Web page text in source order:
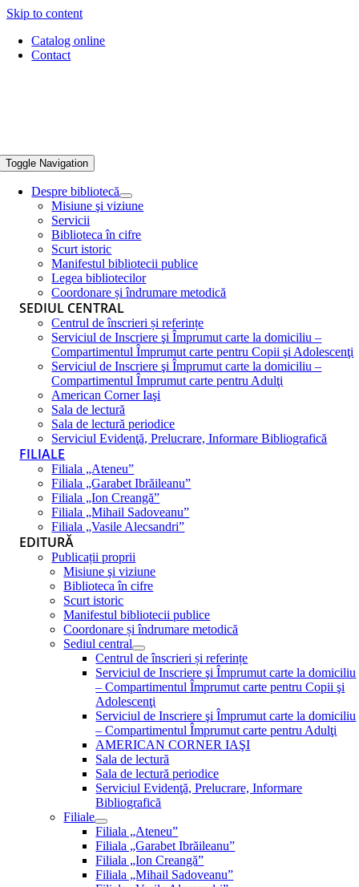
Skip to content
Catalog online
Contact
Toggle Navigation
Despre bibliotecă
Misiune şi viziune
Servicii
Biblioteca în cifre
Scurt istoric
Manifestul bibliotecii publice
Legea bibliotecilor
Coordonare și îndrumare metodică
SEDIUL CENTRAL
Centrul de înscrieri și referințe
Serviciul de Inscriere şi Împrumut carte la domiciliu –
Compartimentul Împrumut carte pentru Copii şi Adolescenţi
Serviciul de Inscriere şi Împrumut carte la domiciliu –
Compartimentul Împrumut carte pentru Adulţi
American Corner Iaşi
Sala de lectură
Sala de lectură periodice
Serviciul Evidenţă, Prelucrare, Informare Bibliografică
FILIALE
Filiala „Ateneu”
Filiala „Garabet Ibrăileanu”
Filiala „Ion Creangă”
Filiala „Mihail Sadoveanu”
Filiala „Vasile Alecsandri”
EDITURĂ
Publicații proprii
Misiune şi viziune
Biblioteca în cifre
Scurt istoric
Manifestul bibliotecii publice
Coordonare și îndrumare metodică
Sediul central
Centrul de înscrieri și referințe
Serviciul de Inscriere şi Împrumut carte la domiciliu
– Compartimentul Împrumut carte pentru Copii şi
Adolescenţi
Serviciul de Inscriere şi Împrumut carte la domiciliu
– Compartimentul Împrumut carte pentru Adulţi
AMERICAN CORNER IAŞI
Sala de lectură
Sala de lectură periodice
Serviciul Evidenţă, Prelucrare, Informare
Bibliografică
Filiale
Filiala „Ateneu”
Filiala „Garabet Ibrăileanu”
Filiala „Ion Creangă”
Filiala „Mihail Sadoveanu”